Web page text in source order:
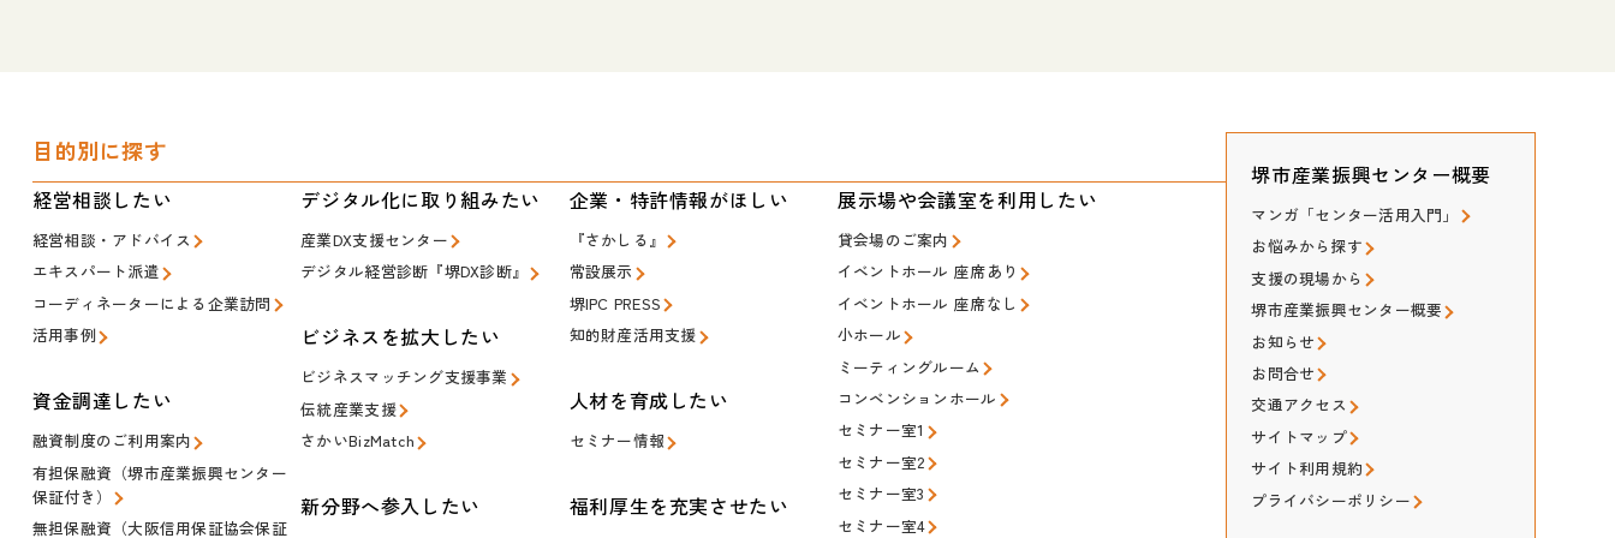
目的別に探す
経営相談したい
経営相談・アドバイス
エキスパート派遣
コーディネーターによる企業訪問
活用事例
資金調達したい
融資制度のご利用案内
有担保融資（堺市産業振興センター
保証付き）
無担保融資（大阪信用保証協会保証
デジタル化に取り組みたい
産業DX支援センター
デジタル経営診断『堺DX診断』
ビジネスを拡大したい
ビジネスマッチング支援事業
伝統産業支援
さかいBizMatch
新分野へ参入したい
企業・特許情報がほしい
『さかしる』
常設展示
堺IPC PRESS
知的財産活用支援
人材を育成したい
セミナー情報
福利厚生を充実させたい
展示場や会議室を利用したい
貸会場のご案内
イベントホール 座席あり
イベントホール 座席なし
小ホール
ミーティングルーム
コンベンションホール
セミナー室1
セミナー室2
セミナー室3
セミナー室4
堺市産業振興センター概要
マンガ「センター活用入門」
お悩みから探す
支援の現場から
堺市産業振興センター概要
お知らせ
お問合せ
交通アクセス
サイトマップ
サイト利用規約
プライバシーポリシー